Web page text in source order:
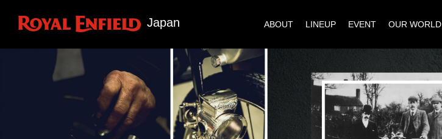
Japan ABOUT LINEUP EVENT OUR WORLD